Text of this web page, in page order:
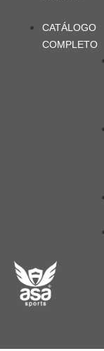
CATÁLOGO
COMPLETO